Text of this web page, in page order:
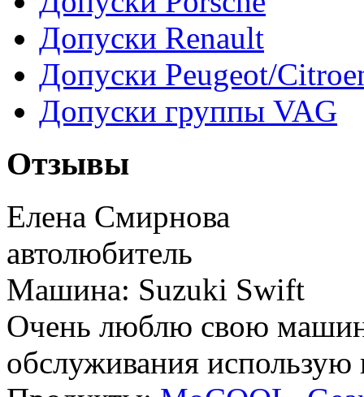
Допуски Renault
Допуски Peugeot/
Допуски группы VAG
Отзывы
Елена Смирнова
автолюбитель
Машина: Suzuki Swift
Очень люблю свою
обслуживания использую